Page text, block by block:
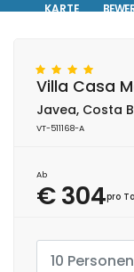
KARTE
Villa Casa
Javea, Costa
VT-511168-A
Ab
€ 304pro
10 Personen